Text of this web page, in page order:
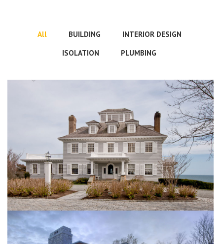
All BUILDING
INTERIOR DESIGN
ISOLATION
PLUMBING